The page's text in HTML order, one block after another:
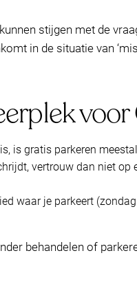
stijgen met de
in de situatie van
is gratis parkeren
vertrouw dan niet op
waar je parkeert
behandelen of